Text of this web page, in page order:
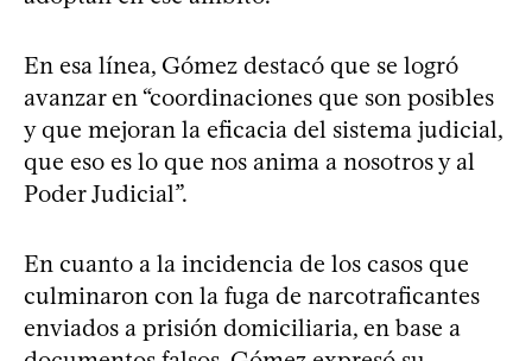
En esa línea, Gómez destacó que se logró
avanzar en “coordinaciones que son posibles
y que mejoran la eficacia del sistema judicial,
que eso es lo que nos anima a nosotros y al
Poder Judicial”.
En cuanto a la incidencia de los casos que
culminaron con la fuga de narcotraficantes
enviados a prisión domiciliaria, en base a